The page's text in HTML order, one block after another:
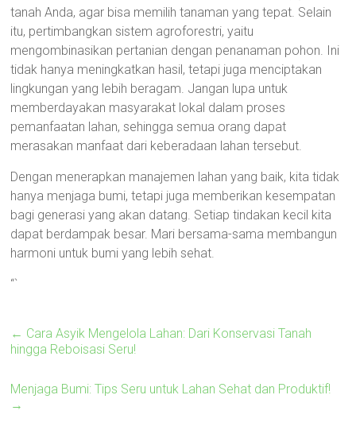
tanah Anda, agar bisa memilih tanaman yang tepat. Selain
itu, pertimbangkan sistem agroforestri, yaitu
mengombinasikan pertanian dengan penanaman pohon. Ini
tidak hanya meningkatkan hasil, tetapi juga menciptakan
lingkungan yang lebih beragam. Jangan lupa untuk
memberdayakan masyarakat lokal dalam proses
pemanfaatan lahan, sehingga semua orang dapat
merasakan manfaat dari keberadaan lahan tersebut.
Dengan menerapkan manajemen lahan yang baik, kita tidak
hanya menjaga bumi, tetapi juga memberikan kesempatan
bagi generasi yang akan datang. Setiap tindakan kecil kita
dapat berdampak besar. Mari bersama-sama membangun
harmoni untuk bumi yang lebih sehat.
“`
← Cara Asyik Mengelola Lahan: Dari Konservasi Tanah
hingga Reboisasi Seru!
Menjaga Bumi: Tips Seru untuk Lahan Sehat dan Produktif!
→